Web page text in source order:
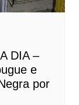
DIA –
e
por